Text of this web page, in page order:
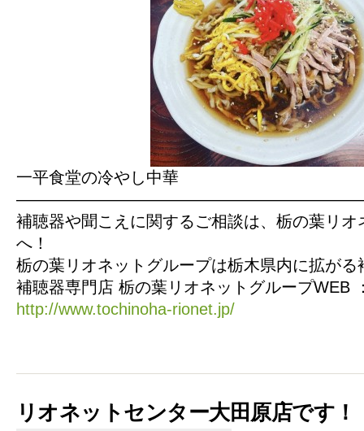
一平食堂の冷やし中華
補聴器や聞こえに関するご相談は、栃の葉リオ
へ！
栃の葉リオネットグループは栃木県内に拡がる
補聴器専門店 栃の葉リオネットグループWEB
http://www.tochinoha-rionet.jp/
リオネットセンター大田原店です！